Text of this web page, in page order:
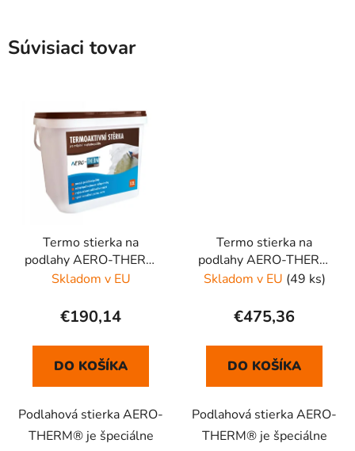
Súvisiaci tovar
Termo stierka na
podlahy AERO-THERM
FLOOR 12L
Skladom v EU
€190,14
DO KOŠÍKA
Podlahová stierka AERO-
THERM® je špeciálne
Termo stierka na
podlahy AERO-THERM
FLOOR 30L
Skladom v EU (49 ks)
€475,36
DO KOŠÍKA
Podlahová stierka AERO-
THERM® je špeciálne